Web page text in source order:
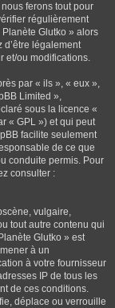
ferons tout pour
régulièrement
Glutko » alors
d’être légalement
et/ou modifications.
par « ils », « eux »,
Limited »,
sous la licence «
« GPL ») et qui peut
facilite seulement
de ce que
conduite permis. Pour
consulter :
vulgaire,
tout autre contenu qui
Glutko » est
à un
à votre fournisseur
IP de tous les
de ces conditions.
déplace ou verrouille